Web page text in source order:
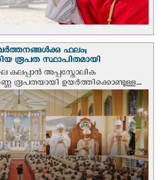
ഫലം;
രൂപത സ്ഥാപിതമായി
കലപ്പാൻ അപ്പസ്തോലിക
രൂപതയായി ഉയർത്തിക്കൊണ്ടുള്ള...